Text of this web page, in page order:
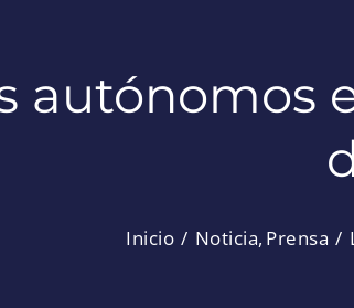
autónomos
Inicio Noticia Prensa